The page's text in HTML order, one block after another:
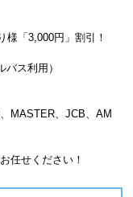
様「3,000円」割引！
ス利用）
MASTER、JCB、AM
任せください！